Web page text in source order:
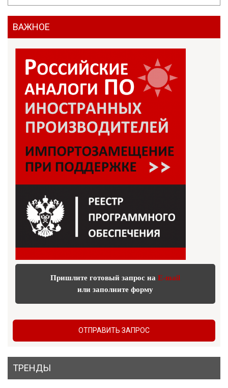
ВАЖНОЕ
Пришлите готовый запрос на E-mail
или заполните форму
ОТПРАВИТЬ ЗАПРОС
ТРЕНДЫ